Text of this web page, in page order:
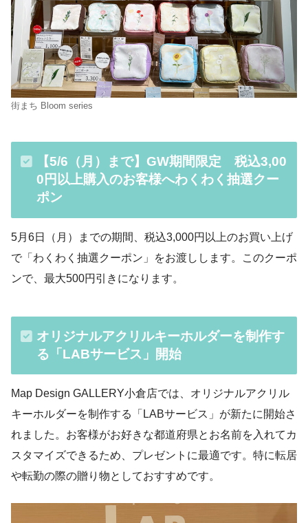
街まち Bloom series
【5/6（月）まで】GW期間限定 税込3,00
0円以上購入のお客様へわくわく抽選クー
ポン
5月6日（月）までの期間、税込3,000円以上のお買い上げ
で「わくわく抽選クーポン」をお渡しします。このクーポ
ンで、最大500円引きになります。
オリジナルアクリルキーホルダーを制作す
る「LABサービス」開始
Map Design GALLERY小倉店では、オリジナルアクリル
キーホルダーを制作する「LABサービス」が新たに開始さ
れました。お客様がお好きな都道府県とお名前を入れてカ
スタマイズできるため、プレゼントに最適です。特に転居
や転勤の際の贈り物としておすすめです。